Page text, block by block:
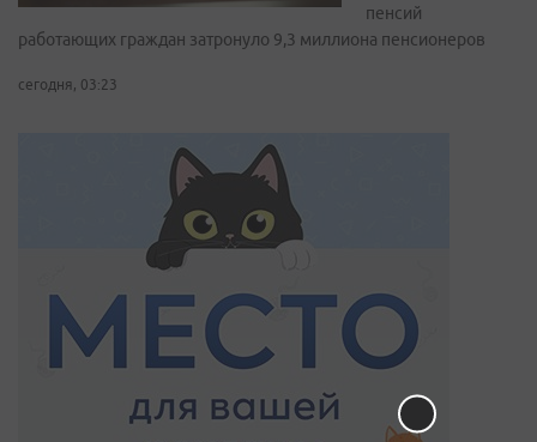
пенсий
работающих граждан затронуло 9,3 миллиона пенсионеров
сегодня, 03:23